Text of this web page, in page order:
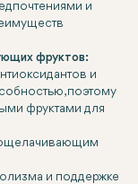
и
фруктов:
и
поэтому
фруктами для
и поддержке